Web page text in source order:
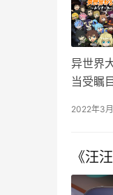
异世界
当受瞩
2022年3
《汪